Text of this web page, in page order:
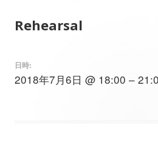
Rehearsal
日時:
2018年7月6日 @ 18:00 –